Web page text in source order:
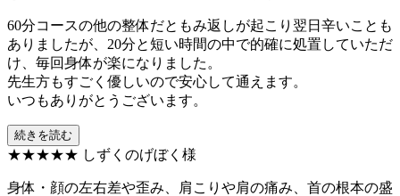
60分コースの他の整体だともみ返しが起こり翌日辛いことも
ありましたが、20分と短い時間の中で的確に処置していただ
け、毎回身体が楽になりました。
先生方もすごく優しいので安心して通えます。
いつもありがとうございます。
続きを読む
★★★★★ しずくのげぼく様
身体・顔の左右差や歪み、肩こりや肩の痛み、首の根本の盛